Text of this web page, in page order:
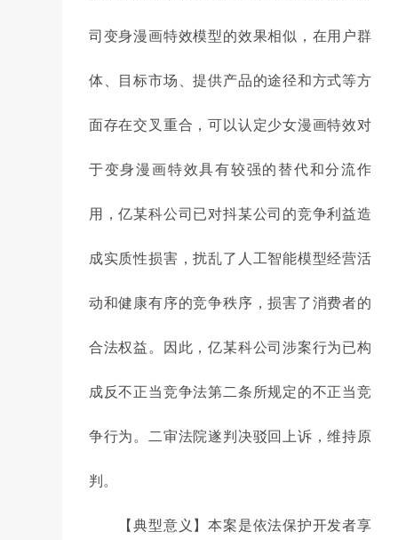
司变身漫画特效模型的效果相似，在用户群
体、目标市场、提供产品的途径和方式等方
面存在交叉重合，可以认定少女漫画特效对
于变身漫画特效具有较强的替代和分流作
用，亿某科公司已对抖某公司的竞争利益造
成实质性损害，扰乱了人工智能模型经营活
动和健康有序的竞争秩序，损害了消费者的
合法权益。因此，亿某科公司涉案行为已构
成反不正当竞争法第二条所规定的不正当竞
争行为。二审法院遂判决驳回上诉，维持原
判。
【典型意义】本案是依法保护开发者享